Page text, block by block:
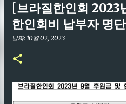
[브라질한인회 2023
한인회비 납부자 명
날짜: 10월 02, 2023